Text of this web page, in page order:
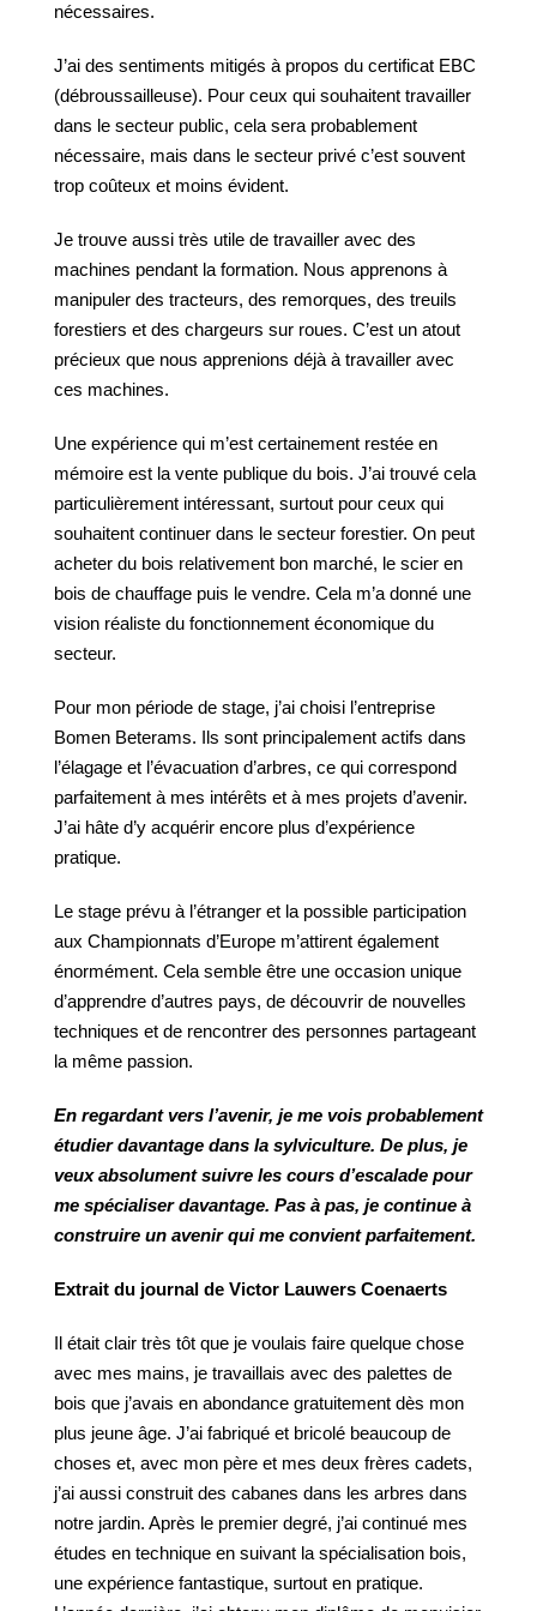
nécessaires.
J’ai des sentiments mitigés à propos du certificat EBC
(débroussailleuse). Pour ceux qui souhaitent travailler
dans le secteur public, cela sera probablement
nécessaire, mais dans le secteur privé c’est souvent
trop coûteux et moins évident.
Je trouve aussi très utile de travailler avec des
machines pendant la formation. Nous apprenons à
manipuler des tracteurs, des remorques, des treuils
forestiers et des chargeurs sur roues. C’est un atout
précieux que nous apprenions déjà à travailler avec
ces machines.
Une expérience qui m’est certainement restée en
mémoire est la vente publique du bois. J’ai trouvé cela
particulièrement intéressant, surtout pour ceux qui
souhaitent continuer dans le secteur forestier. On peut
acheter du bois relativement bon marché, le scier en
bois de chauffage puis le vendre. Cela m’a donné une
vision réaliste du fonctionnement économique du
secteur.
Pour mon période de stage, j’ai choisi l’entreprise
Bomen Beterams. Ils sont principalement actifs dans
l’élagage et l’évacuation d’arbres, ce qui correspond
parfaitement à mes intérêts et à mes projets d’avenir.
J’ai hâte d’y acquérir encore plus d’expérience
pratique.
Le stage prévu à l’étranger et la possible participation
aux Championnats d’Europe m’attirent également
énormément. Cela semble être une occasion unique
d’apprendre d’autres pays, de découvrir de nouvelles
techniques et de rencontrer des personnes partageant
la même passion.
En regardant vers l’avenir, je me vois probablement
étudier davantage dans la sylviculture. De plus, je
veux absolument suivre les cours d’escalade pour
me spécialiser davantage. Pas à pas, je continue à
construire un avenir qui me convient parfaitement.
Extrait du journal de Victor Lauwers Coenaerts
Il était clair très tôt que je voulais faire quelque chose
avec mes mains, je travaillais avec des palettes de
bois que j’avais en abondance gratuitement dès mon
plus jeune âge. J’ai fabriqué et bricolé beaucoup de
choses et, avec mon père et mes deux frères cadets,
j’ai aussi construit des cabanes dans les arbres dans
notre jardin. Après le premier degré, j’ai continué mes
études en technique en suivant la spécialisation bois,
une expérience fantastique, surtout en pratique.